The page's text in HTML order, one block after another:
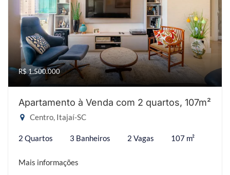
R$ 1.500.000
Apartamento à Venda com 2 quartos, 107m²
Centro, Itajaí-SC
2 Quartos 3 Banheiros 2 Vagas 107 m²
Mais informações